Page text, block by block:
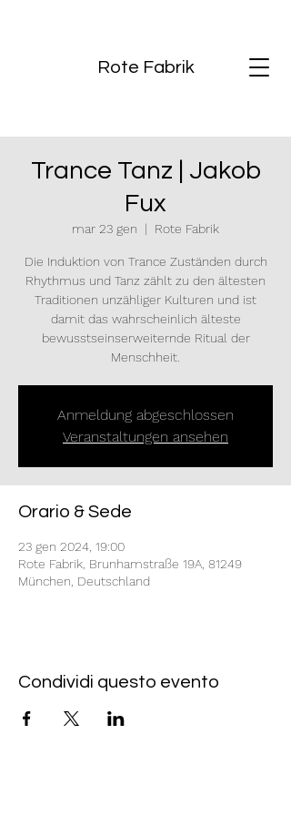
Rote Fabrik
Trance Tanz | Jakob
Fux
mar 23 gen
  |
Rote Fabrik
Die Induktion von Trance Zuständen durch
Rhythmus und Tanz zählt zu den ältesten
Traditionen unzähliger Kulturen und ist
damit das wahrscheinlich älteste
bewusstseinserweiternde Ritual der
Menschheit.
Anmeldung abgeschlossen
Veranstaltungen ansehen
Orario & Sede
23 gen 2024, 19:00
Rote Fabrik, Brunhamstraße 19A, 81249
München, Deutschland
Condividi questo evento